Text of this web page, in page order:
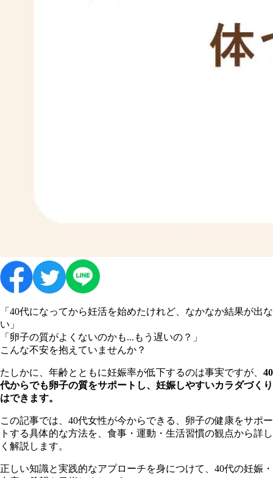
「40代になってから妊活を始めたけれど、なかなか結果が出な
い」
「卵子の質がよくないのかも...もう遅いの？」
こんな不安を抱えていませんか？
たしかに、年齢とともに妊娠率が低下するのは事実ですが、 40
代からでも卵子の質をサポートし、妊娠しやすいカラダづくり
はできます。
この記事では、40代女性が今からできる、卵子の健康をサポー
トする具体的な方法を、食事・運動・生活習慣の観点から詳し
く解説します。
正しい知識と実践的なアプローチを身につけて、40代の妊娠・